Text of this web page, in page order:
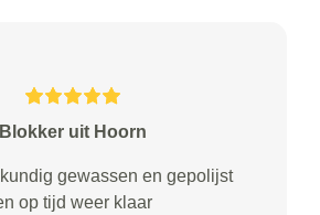
Blokker uit Hoorn
gewassen en gepolijst
op tijd weer klaar